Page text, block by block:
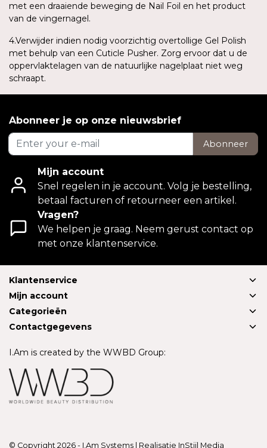
met een draaiende beweging de Nail Foil en het product
van de vingernagel.
4.Verwijder indien nodig voorzichtig overtollige Gel Polish
met behulp van een Cuticle Pusher. Zorg ervoor dat u de
oppervlaktelagen van de natuurlijke nagelplaat niet weg
schraapt.
Abonneer je op onze nieuwsbrief
Abonneer
Mijn account
Snel regelen in je account. Volg je bestelling,
betaal facturen of retourneer een artikel.
Vragen?
We helpen je graag. Neem gerust contact op
met onze klantenservice.
Klantenservice
Mijn account
Categorieën
Contactgegevens
I.Am is created by the WWBD Group:
© Copyright 2026 - I.Am Systems | Realisatie InStijl Media